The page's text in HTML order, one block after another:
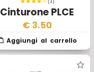
(3)
Cinturone PLCE
Inglese Green
€ 3.50